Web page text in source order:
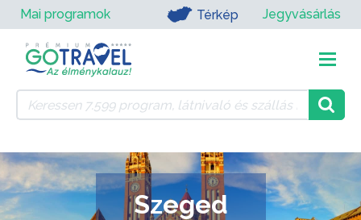
Mai programok Térkép Jegyvásárlás
Szeged